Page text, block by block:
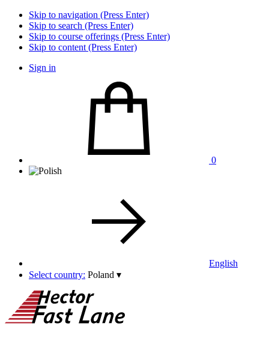
Skip to navigation (Press Enter)
Skip to search (Press Enter)
Skip to course offerings (Press Enter)
Skip to content (Press Enter)
Sign in
0
English
Select country: Poland ▾